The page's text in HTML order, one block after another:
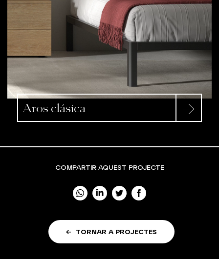
Aros clásica
COMPARTIR AQUEST PROJECTE
TORNAR A PROJECTES